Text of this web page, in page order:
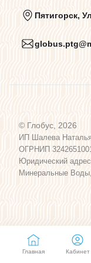
Политика
Программа
Карта сайта
Пятигорск,
© Глобус, 2026
ИП Шалева
ОГРНИП
Юридический
Минеральные
Главная Кабинет